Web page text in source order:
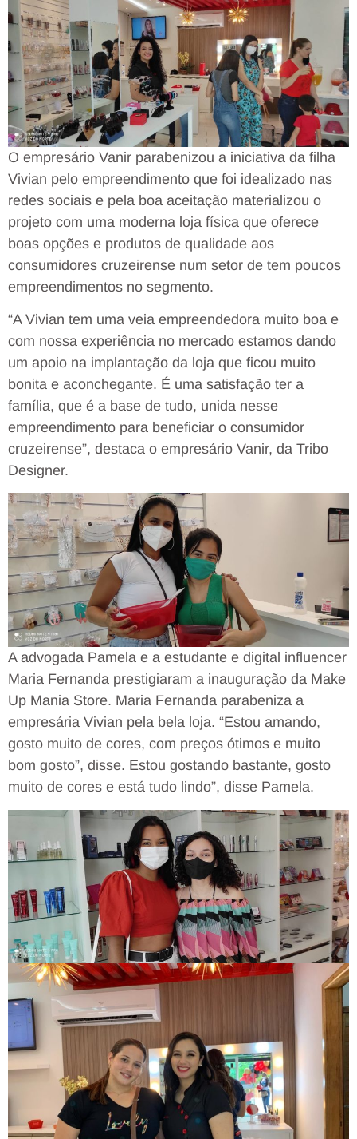
O empresário Vanir parabenizou a iniciativa da filha
Vivian pelo empreendimento que foi idealizado nas
redes sociais e pela boa aceitação materializou o
projeto com uma moderna loja física que oferece
boas opções e produtos de qualidade aos
consumidores cruzeirense num setor de tem poucos
empreendimentos no segmento.
“A Vivian tem uma veia empreendedora muito boa e
com nossa experiência no mercado estamos dando
um apoio na implantação da loja que ficou muito
bonita e aconchegante. É uma satisfação ter a
família, que é a base de tudo, unida nesse
empreendimento para beneficiar o consumidor
cruzeirense”, destaca o empresário Vanir, da Tribo
Designer.
A advogada Pamela e a estudante e digital influencer
Maria Fernanda prestigiaram a inauguração da Make
Up Mania Store. Maria Fernanda parabeniza a
empresária Vivian pela bela loja. “Estou amando,
gosto muito de cores, com preços ótimos e muito
bom gosto”, disse. Estou gostando bastante, gosto
muito de cores e está tudo lindo”, disse Pamela.